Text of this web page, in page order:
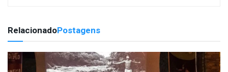
RelacionadoPostagens